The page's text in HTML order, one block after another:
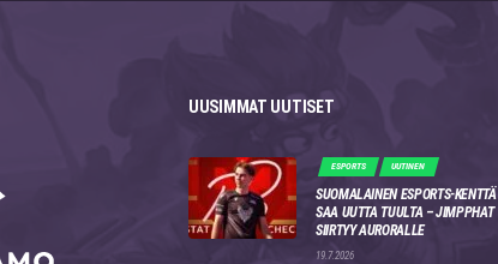
UUSIMMAT UUTISET
ESPORTS UUTINEN
SUOMALAINEN ESPORTS-KENTTÄ
SAA UUTTA TUULTA – JIMPPHAT
SIIRTYY AURORALLE
19.7.2026